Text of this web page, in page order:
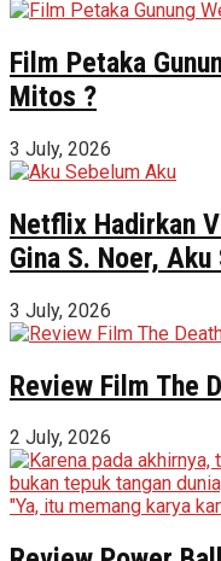
Film Petaka
Mitos ?
3 July, 2026
Netflix Hadirkan
Gina S. Noer,
3 July, 2026
Review Film The
2 July, 2026